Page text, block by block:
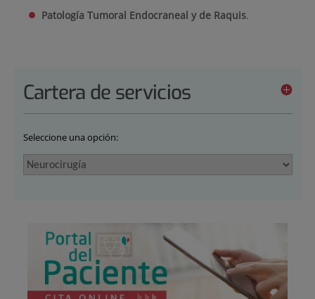
Patología Tumoral Endocraneal y de Raquis.
Cartera de servicios
Seleccione una opción: